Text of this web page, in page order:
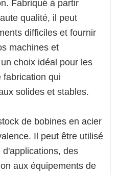
Fabriqué à partir
qualité, il peut
difficiles et fournir
machines et
choix idéal pour les
fabrication qui
solides et stables.
de bobines en acier
Il peut être utilisé
des
aux équipements de